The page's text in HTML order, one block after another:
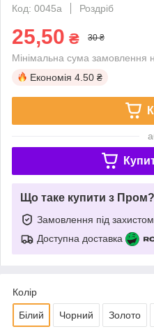
Код: 0045a
Роздріб
25,50 ₴ 30 ₴
Мінімальна сума замовлення
Економія 4.50 ₴
Що таке купити з Пром?
Замовлення під захистом
Доступна доставка
Колір
Білий Чорний Золото